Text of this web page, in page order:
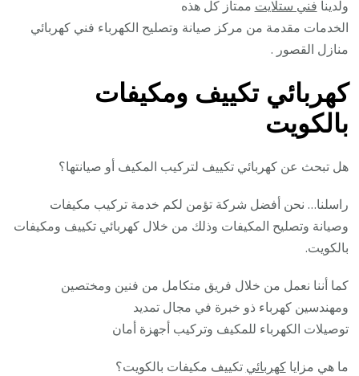
ولدينا فني ستلايت ممتاز كل هذه
الخدمات مقدمة من مركز صيانة وتصليح الكهرباء فني كهربائي
منازل القصور .
كهربائي تكييف ومكيفات
بالكويت
هل تبحث عن كهربائي تكييف لتركيب المكيف أو صيانتها؟
راسلنا… نحن أفضل شركة تؤمن لكم خدمة تركيب مكيفات
وصيانة وتصليح المكيفات وذلك من خلال كهربائي تكييف ومكيفات
بالكويت.
كما أننا نعمل من خلال فريق متكامل من فنين ومختصين
ومهندسين كهرباء ذو خبرة في مجال تمديد
توصيلات الكهرباء للمكيف وتركيب أجهزة أمان
ما هي مزاياكهربائي تكييف مكيفات بالكويت؟